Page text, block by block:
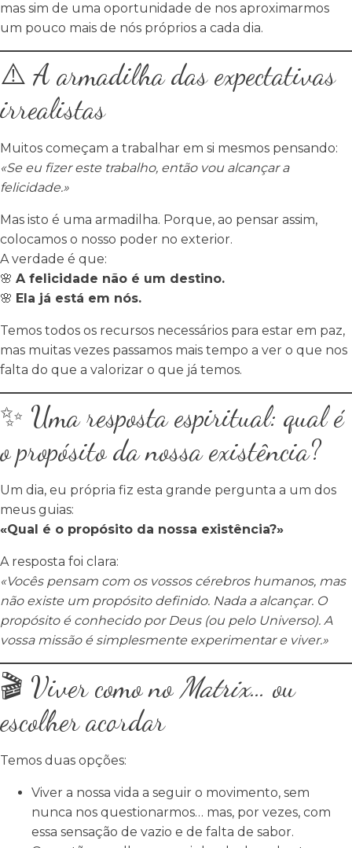
mas sim de uma oportunidade de nos aproximarmos
um pouco mais de nós próprios a cada dia.
⚠️ A armadilha das expectativas
irrealistas
Muitos começam a trabalhar em si mesmos pensando:
«Se eu fizer este trabalho, então vou alcançar a
felicidade.»
Mas isto é uma armadilha. Porque, ao pensar assim,
colocamos o nosso poder no exterior.
A verdade é que:
🌸 A felicidade não é um destino.
🌸 Ela já está em nós.
Temos todos os recursos necessários para estar em paz,
mas muitas vezes passamos mais tempo a ver o que nos
falta do que a valorizar o que já temos.
✨ Uma resposta espiritual: qual é
o propósito da nossa existência?
Um dia, eu própria fiz esta grande pergunta a um dos
meus guias:
«Qual é o propósito da nossa existência?»
A resposta foi clara:
«Vocês pensam com os vossos cérebros humanos, mas
não existe um propósito definido. Nada a alcançar. O
propósito é conhecido por Deus (ou pelo Universo). A
vossa missão é simplesmente experimentar e viver.»
🎬 Viver como noMatrix… ou
escolher acordar
Temos duas opções:
Viver a nossa vida a seguir o movimento, sem
nunca nos questionarmos… mas, por vezes, com
essa sensação de vazio e de falta de sabor.